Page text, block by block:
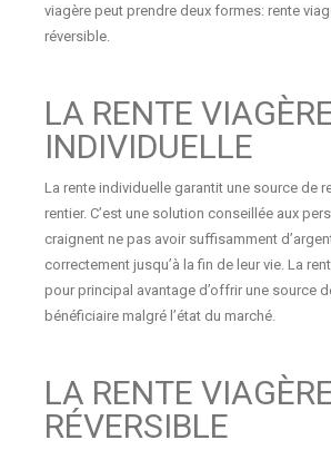
viagère peut prendre deux formes: rente
réversible.
LA RENTE
INDIVIDUELLE
La rente individuelle garantit une source de
rentier. C’est une solution conseillée aux
craignent ne pas avoir suffisamment
correctement jusqu’à la fin de leur vie. La
pour principal avantage d’offrir une source
bénéficiaire malgré l’état du marché.
LA RENTE
RÉVERSIBLE